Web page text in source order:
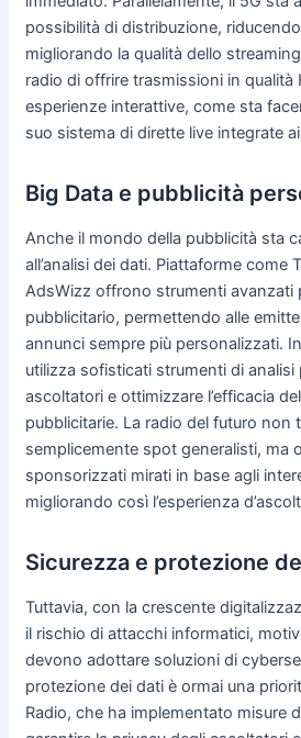
possibilità di distribuzione,
migliorando la qualità dello
radio di offrire trasmissioni in qualità
esperienze interattive, come sta
suo sistema di dirette live integrate
Big Data e pubblicità
Anche il mondo della pubblicità sta
all’analisi dei dati. Piattaforme come
AdsWizz offrono strumenti avanzati
pubblicitario, permettendo alle
annunci sempre più personalizzati.
utilizza sofisticati strumenti di analisi
ascoltatori e ottimizzare l’efficacia
pubblicitarie. La radio del futuro non
semplicemente spot generalisti, ma
sponsorizzati mirati in base agli
migliorando così l’esperienza
Sicurezza e protezione
Tuttavia, con la crescente
il rischio di attacchi informatici,
devono adottare soluzioni di
protezione dei dati è ormai una
Radio, che ha implementato misure